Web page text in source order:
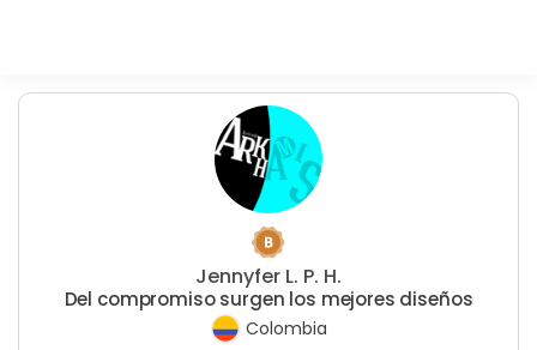
Jennyfer L. P. H.
Del compromiso surgen los mejores diseños
Colombia